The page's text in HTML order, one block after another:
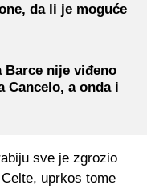
da li je moguće
nije viđeno
Cancelo, a onda i
sve je zgrozio
uprkos tome